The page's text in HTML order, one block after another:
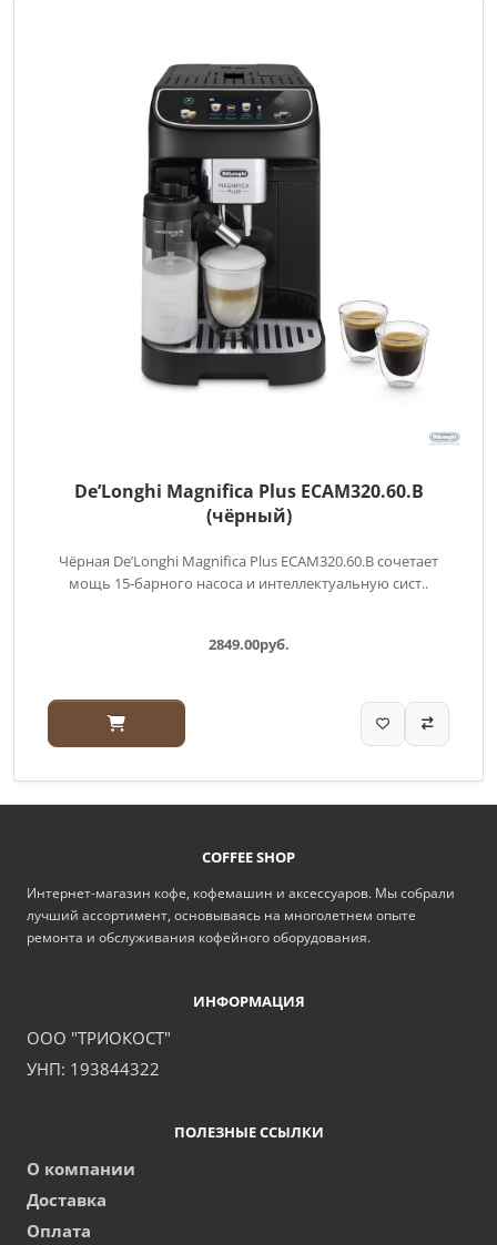
De’Longhi Magnifica Plus ECAM320.60.B
(чёрный)
Чёрная De’Longhi Magnifica Plus ECAM320.60.B сочетает
мощь 15-барного насоса и интеллектуальную сист..
2849.00руб.
COFFEE SHOP
Интернет-магазин кофе, кофемашин и аксессуаров. Мы собрали
лучший ассортимент, основываясь на многолетнем опыте
ремонта и обслуживания кофейного оборудования.
ИНФОРМАЦИЯ
ООО "ТРИОКОСТ"
УНП: 193844322
ПОЛЕЗНЫЕ ССЫЛКИ
О компании
Доставка
Оплата